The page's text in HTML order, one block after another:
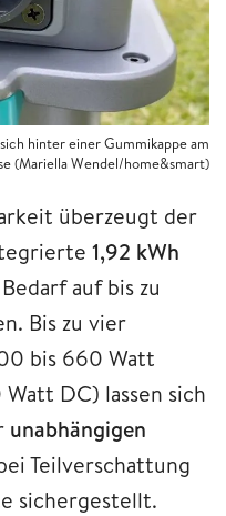
hinter einer Gummikappe am
(Mariella Wendel/home&smart)
überzeugt der
1,92 kWh
auf bis zu
Bis zu vier
bis 660 Watt
DC) lassen sich
unabhängigen
Teilverschattung
sichergestellt.